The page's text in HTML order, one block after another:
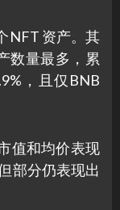
NFT 资产。其
数量最多，累
，且仅BNB
值和均价表现
部分仍表现出